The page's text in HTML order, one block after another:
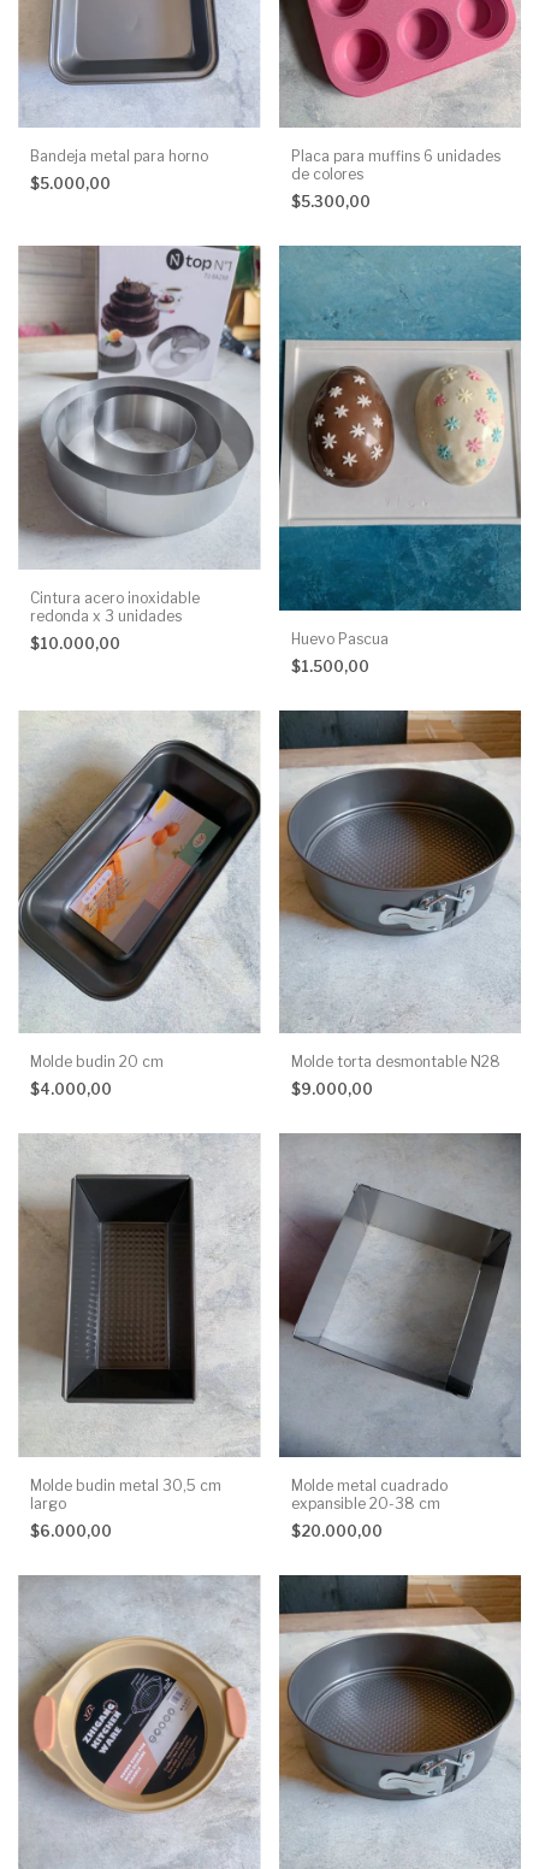
Bandeja metal para horno
$5.000,00
Placa para muffins 6 unidades
de colores
$5.300,00
Cintura acero inoxidable
redonda x 3 unidades
$10.000,00
Huevo Pascua
$1.500,00
Molde budin 20 cm
$4.000,00
Molde torta desmontable N28
$9.000,00
Molde budin metal 30,5 cm
largo
$6.000,00
Molde metal cuadrado
expansible 20-38 cm
$20.000,00